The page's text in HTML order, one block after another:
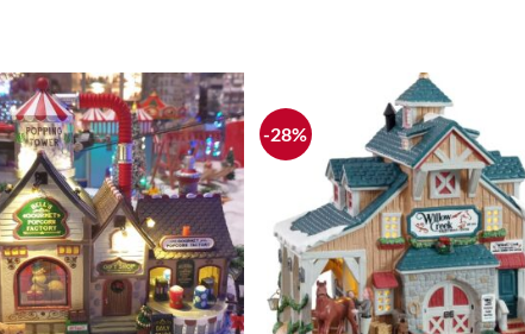
Ajouter
à la liste
d'envie
-28%
à la